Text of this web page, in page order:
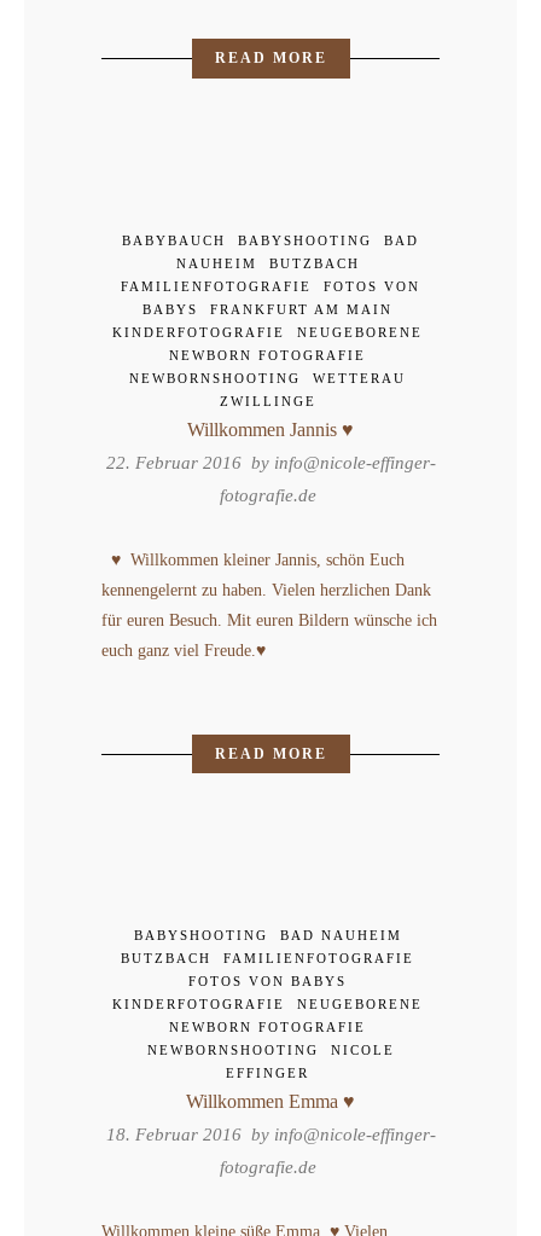
READ MORE
BABYBAUCH BABYSHOOTING
BAD
NAUHEIM
BUTZBACH
FAMILIENFOTOGRAFIE
FOTOS VON
BABYS
FRANKFURT AM MAIN
KINDERFOTOGRAFIE
NEUGEBORENE
NEWBORN FOTOGRAFIE
NEWBORNSHOOTING
WETTERAU
ZWILLINGE
Willkommen Jannis ♥
22. Februar 2016 by info@nicole-effinger-
fotografie.de
♥ Willkommen kleiner Jannis, schön Euch
kennengelernt zu haben. Vielen herzlichen Dank
für euren Besuch. Mit euren Bildern wünsche ich
euch ganz viel Freude.♥
READ MORE
BABYSHOOTING
BAD NAUHEIM
BUTZBACH
FAMILIENFOTOGRAFIE
FOTOS VON BABYS
KINDERFOTOGRAFIE
NEUGEBORENE
NEWBORN FOTOGRAFIE
NEWBORNSHOOTING
NICOLE
EFFINGER
Willkommen Emma ♥
18. Februar 2016 by info@nicole-effinger-
fotografie.de
Willkommen kleine süße Emma. ♥ Vielen